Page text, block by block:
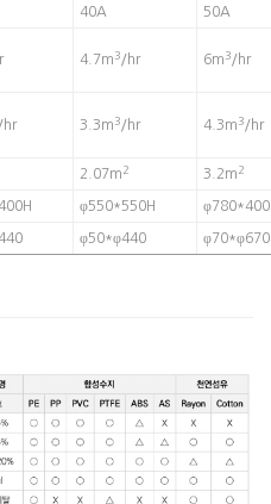
40A 50A
4.7m 3 /hr 6m 3 /hr
/hr 3.3m 3 /hr 4.3m 3 /hr
2.07m 2 3.2m 2
φ550*550H
φ50*φ440 φ70*φ670